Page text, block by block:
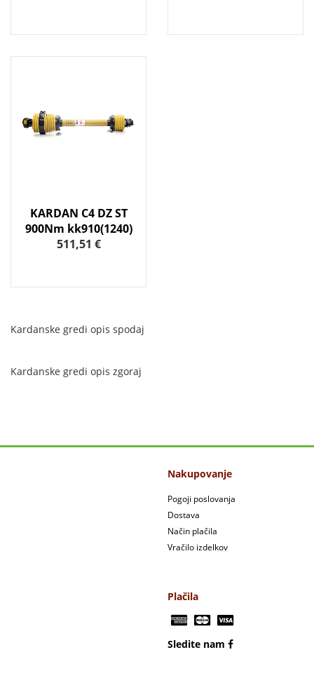
KARDAN C4 DZ ST
900Nm kk910(1240)
511,51 €
Kardanske gredi opis spodaj
Kardanske gredi opis zgoraj
Nakupovanje
Pogoji poslovanja
Dostava
Način plačila
Vračilo izdelkov
Plačila
Sledite nam